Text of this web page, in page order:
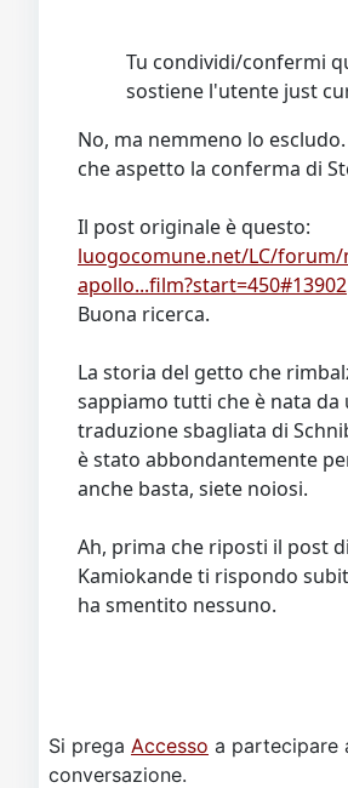
Tu condividi/confermi
sostiene l'utente just
No, ma nemmeno lo
che aspetto la conferma di
Il post originale è questo:
luogocomune.net/LC/forum/
apollo...film?start=450#13902
Buona ricerca.
La storia del getto che
sappiamo tutti che è nata da
traduzione sbagliata di
è stato abbondantemente
anche basta, siete noiosi.
Ah, prima che riposti il post di
Kamiokande ti rispondo
ha smentito nessuno.
Si prega Accesso a partecipare
conversazione.